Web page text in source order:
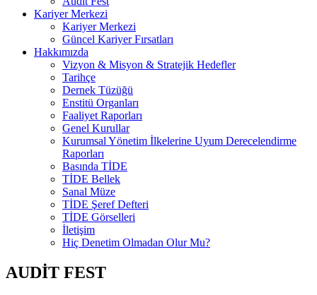
Kariyer Merkezi
Kariyer Merkezi
Güncel Kariyer Fırsatları
Hakkımızda
Vizyon & Misyon & Stratejik Hedefler
Tarihçe
Dernek Tüzüğü
Enstitü Organları
Faaliyet Raporları
Genel Kurullar
Kurumsal Yönetim İlkelerine Uyum Derecelendirme
Raporları
Basında TİDE
TİDE Bellek
Sanal Müze
TİDE Şeref Defteri
TİDE Görselleri
İletişim
Hiç Denetim Olmadan Olur Mu?
AUDİT FEST